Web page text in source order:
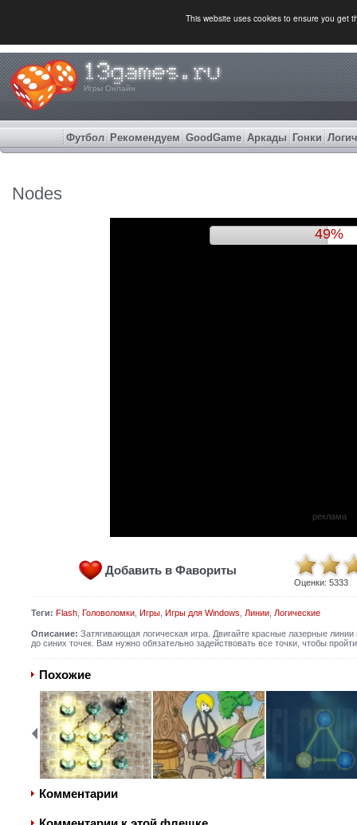
This website uses cookies to ensure you get
Игры Онлайн
Футбол Рекомендуем GoodGame Аркады Гонки
Nodes
53%
реклама
Добавить в Фавориты
Оценки: 5333
Теги: Flash, Головоломки, Игры, Игры для Windows Линии, Логические
Описание: Затягивающая логическая игра. Двигайте красные лазерные
до синих точек. Вам нужно обязательно задействовать все точки, чтобы
Похожие
Комментарии